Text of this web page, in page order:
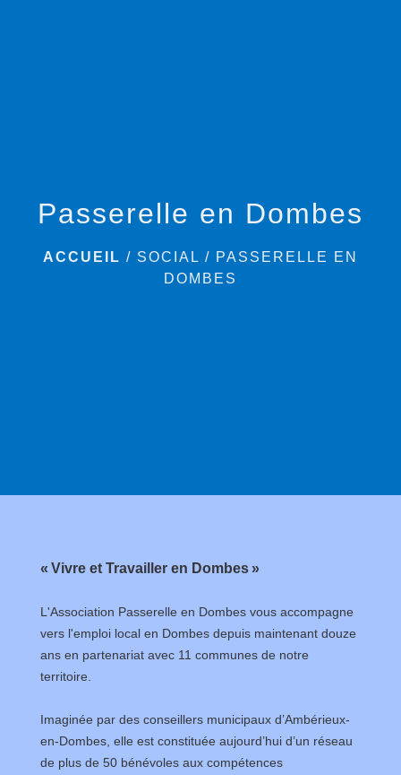
Passerelle en Dombes
ACCUEIL / SOCIAL / PASSERELLE EN
DOMBES
« Vivre et Travailler en Dombes »
L'Association Passerelle en Dombes vous accompagne
vers l'emploi local en Dombes depuis maintenant douze
ans en partenariat avec 11 communes de notre
territoire.
Imaginée par des conseillers municipaux d’Ambérieux-
en-Dombes, elle est constituée aujourd’hui d’un réseau
de plus de 50 bénévoles aux compétences